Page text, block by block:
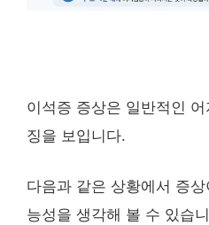
이석증 증상은 일반적인
징을 보입니다.
다음과 같은 상황에서 증
능성을 생각해 볼 수 있습